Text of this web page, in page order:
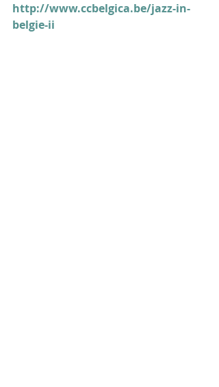
http://www.ccbelgica.be/jazz-in-
belgie-ii